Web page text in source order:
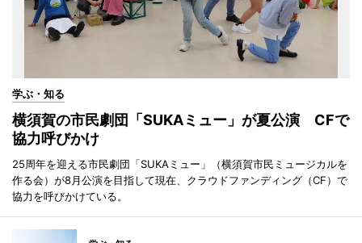
学ぶ・知る
横須賀の市民劇団「SUKAミュー」が夏公演 CFで
協力呼びかけ
25周年を迎える市民劇団「SUKAミュー」（横須賀市民ミュージカルを
作る会）が8月公演を目指して現在、クラウドファンディング（CF）で
協力を呼びかけている。